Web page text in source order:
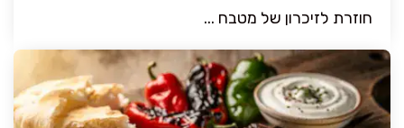
חוזרת לזיכרון של מטבח ...